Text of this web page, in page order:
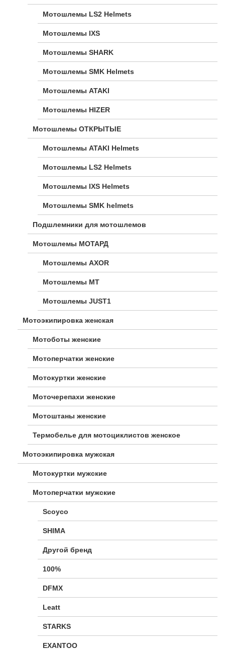
Мотошлемы LS2 Helmets
Мотошлемы IXS
Мотошлемы SHARK
Мотошлемы SMK Helmets
Мотошлемы ATAKI
Мотошлемы HIZER
Мотошлемы ОТКРЫТЫЕ
Мотошлемы ATAKI Helmets
Мотошлемы LS2 Helmets
Мотошлемы IXS Helmets
Мотошлемы SMK helmets
Подшлемники для мотошлемов
Мотошлемы МОТАРД
Мотошлемы AXOR
Мотошлемы MT
Мотошлемы JUST1
Мотоэкипировка женская
Мотоботы женские
Мотоперчатки женские
Мотокуртки женские
Моточерепахи женские
Мотоштаны женские
Термобелье для мотоциклистов женское
Мотоэкипировка мужская
Мотокуртки мужские
Мотоперчатки мужские
Scoyco
SHIMA
Другой бренд
100%
DFMX
Leatt
STARKS
EXANTOO